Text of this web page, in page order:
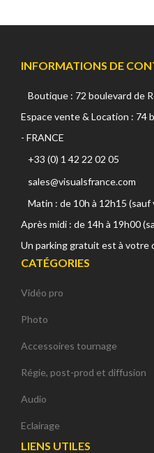
INFORMATIONS DE
Boutique : 72 boulevard de
Espace vente & Location : 74
- FRANCE
+33 (0) 1 42 22 02 05
sales@visualsfrance.com
Matin : de 10h à 12h15 (sauf
Après midi : de 14h à 19h00
Un parking gratuit est à votre
CATÉGORIES
Vidéo pro
Photo
Accessoires tournage
Régie, post-prod et diffusion
Audio
Eclairage
LIENS UTILES